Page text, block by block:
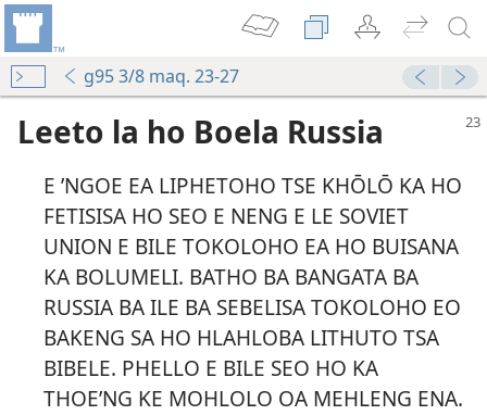
g95 3/8 maq. 23-27
Leeto la ho Boela Russia
E ’NGOE EA LIPHETOHO TSE KHŌLŌ KA HO
FETISISA HO SEO E NENG E LE SOVIET
UNION E BILE TOKOLOHO EA HO BUISANA
KA BOLUMELI. BATHO BA BANGATA BA
RUSSIA BA ILE BA SEBELISA TOKOLOHO EO
BAKENG SA HO HLAHLOBA LITHUTO TSA
BIBELE. PHELLO E BILE SEO HO KA
THOE’NG KE MOHLOLO OA MEHLENG ENA.